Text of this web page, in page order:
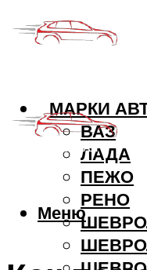
МАРКИ
ВАЗ
ЛАДА
ПЕЖО
РЕНО
Меню